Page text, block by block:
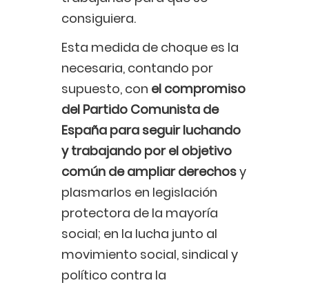
consiguiera.
Esta medida de choque es la
necesaria, contando por
supuesto, con el compromiso
del Partido Comunista de
España para seguir luchando
y trabajando por el objetivo
común de ampliar derechosy
plasmarlos en legislación
protectora de la mayoría
social; en la lucha junto al
movimiento social, sindical y
político contra la